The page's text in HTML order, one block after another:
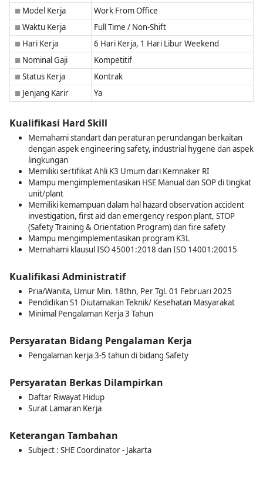
■ Model Kerja Work From Office
■ Waktu Kerja Full Time / Non-Shift
■ Hari Kerja 6 Hari Kerja, 1 Hari Libur Weekend
■ Nominal Gaji Kompetitif
■ Status Kerja Kontrak
■ Jenjang Karir Ya
Kualifikasi Hard Skill
Memahami standart dan peraturan perundangan berkaitan
dengan aspek engineering safety, industrial hygene dan aspek
lingkungan
Memiliki sertifikat Ahli K3 Umum dari Kemnaker RI
Mampu mengimplementasikan HSE Manual dan SOP di tingkat
unit/plant
Memiliki kemampuan dalam hal hazard observation accident
investigation, first aid dan emergency respon plant, STOP
(Safety Training & Orientation Program) dan fire safety
Mampu mengimplementasikan program K3L
Memahami klausul ISO 45001:2018 dan ISO 14001:20015
Kualifikasi Administratif
Pria/Wanita, Umur Min. 18thn, Per Tgl. 01 Februari 2025
Pendidikan S1 Diutamakan Teknik/ Kesehatan Masyarakat
Minimal Pengalaman Kerja 3 Tahun
Persyaratan Bidang Pengalaman Kerja
Pengalaman kerja 3-5 tahun di bidang Safety
Persyaratan Berkas Dilampirkan
Daftar Riwayat Hidup
Surat Lamaran Kerja
Keterangan Tambahan
Subject : SHE Coordinator - Jakarta